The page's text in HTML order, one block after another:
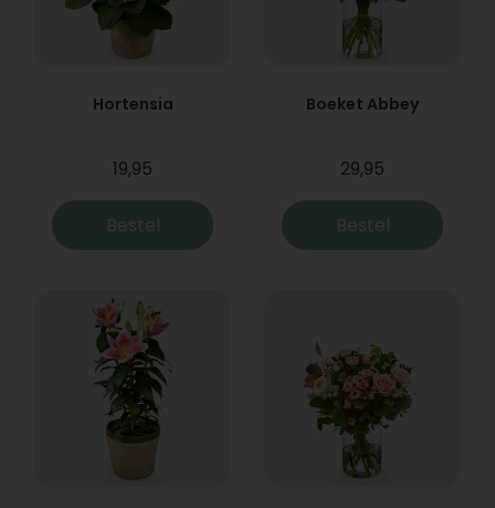
Hortensia
19,95
Bestel
Boeket Abbey
29,95
Bestel